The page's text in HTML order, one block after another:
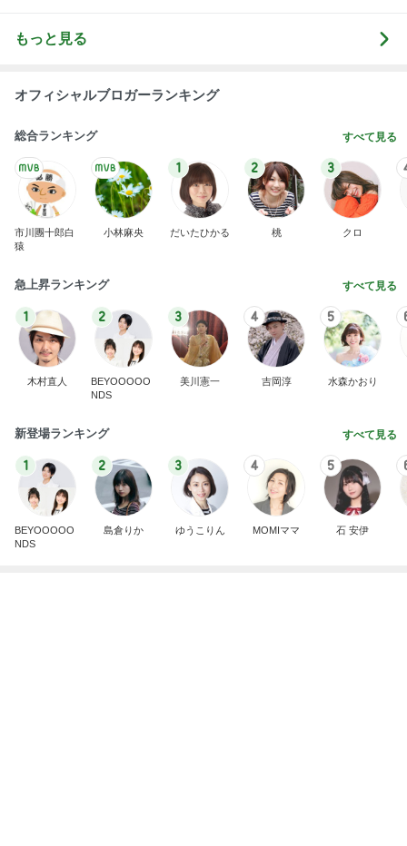
もっと見る
オフィシャルブロガーランキング
総合ランキング すべて見る
市川團十郎白
猿
小林麻央
1
だいたひかる
2
桃
3
クロ
急上昇ランキング すべて見る
1
木村直人
2
BEYOOOOO
NDS
3
美川憲一
4
吉岡淳
5
水森かおり
新登場ランキング すべて見る
1
BEYOOOOO
NDS
2
島倉りか
3
ゆうこりん
4
MOMIママ
5
石 安伊